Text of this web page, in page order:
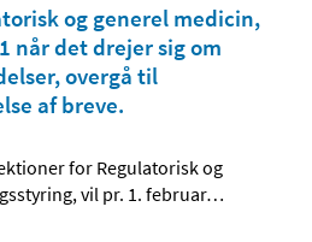
og generel medicin,
når det drejer sig om
overgå til
af breve.
for Regulatorisk og
vil pr. 1. februar…